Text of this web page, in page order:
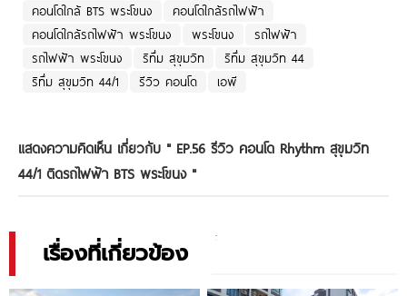
คอนโดใกล้ BTS พระโขนง
คอนโดใกล้รถไฟฟ้า
คอนโดใกล้รถไฟฟ้า พระโขนง
พระโขนง
รถไฟฟ้า
รถไฟฟ้า พระโขนง
ริทึ่ม สุขุมวิท
ริทึ่ม สุขุมวิท 44
ริทึ่ม สุขุมวิท 44/1
รีวิว คอนโด เอพี
แสดงความคิดเห็น เกี่ยวกับ " EP.56 รีวิว คอนโด Rhythm สุขุมวิท
44/1 ติดรถไฟฟ้า BTS พระโขนง"
เรื่องที่เกี่ยวข้อง